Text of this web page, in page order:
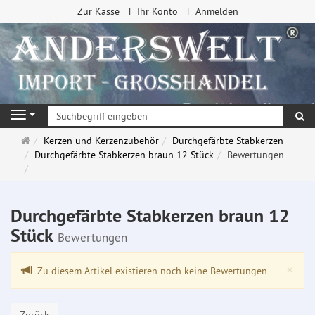
Zur Kasse Ihr Konto Anmelden
Navigation
Startseite
Kerzen und Kerzenzubehör
Durchgefärbte Stabkerzen
Durchgefärbte Stabkerzen braun 12 Stück
Bewertungen
Durchgefärbte Stabkerzen braun 12
Stück Bewertungen
×
Zu diesem Artikel existieren noch keine Bewertungen